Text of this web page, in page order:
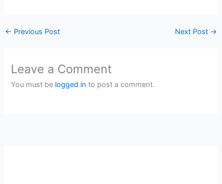
← Previous Post Next Post →
Leave a Comment
You must be logged in to post a comment.